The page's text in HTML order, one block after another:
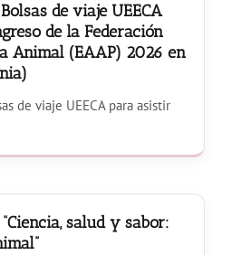
de viaje UEECA
de la Federación
Animal (EAAP) 2026 en
de viaje UEECA para asistir
salud y sabor: